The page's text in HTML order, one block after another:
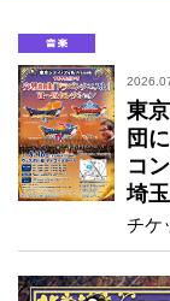
東
団
コ
埼
チケ